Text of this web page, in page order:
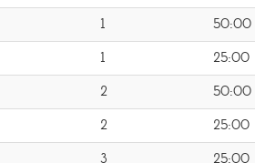
1 50:00
1 25:00
2 50:00
2 25:00
3 25:00